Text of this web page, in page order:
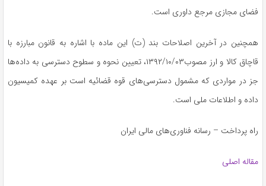
فضای مجازی مرجع داوری است.
همچنین در آخرین اصلاحات بند (ت) این ماده با اشاره به قانون مبارزه با
قاچاق کالا و ارز مصوب۱۳۹۲/۱۰/۰۳، تعیین نحوه و سطوح دسترسی به داده‌ها
جز در مواردی که مشمول دسترسی‌های قوه قضائیه است بر عهده کمیسیون
داده و اطلاعات ملی است.
راه پرداخت – رسانه فناوری‌های مالی ایران
مقاله اصلی